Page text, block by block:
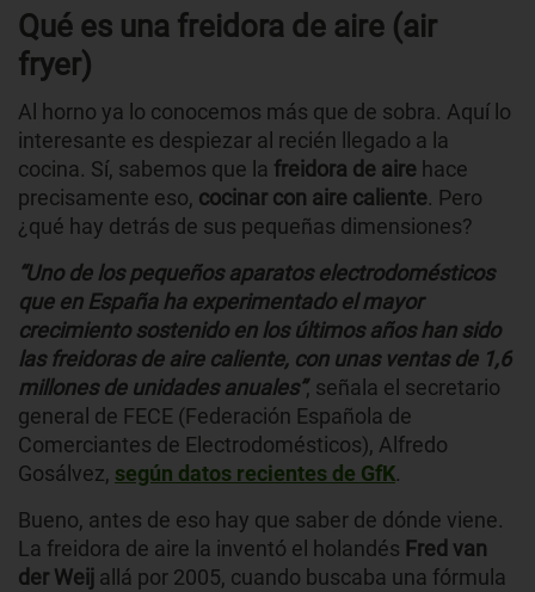
Qué es una freidora de aire (air
fryer)
Al horno ya lo conocemos más que de sobra. Aquí lo
interesante es despiezar al recién llegado a la
cocina. Sí, sabemos que la freidora de aire hace
precisamente eso, cocinar con aire caliente. Pero
¿qué hay detrás de sus pequeñas dimensiones?
“Uno de los pequeños aparatos electrodomésticos
que en España ha experimentado el mayor
crecimiento sostenido en los últimos años han sido
las freidoras de aire caliente, con unas ventas de 1,6
millones de unidades anuales”, señala el secretario
general de FECE (Federación Española de
Comerciantes de Electrodomésticos), Alfredo
Gosálvez, según datos recientes de GfK.
Bueno, antes de eso hay que saber de dónde viene.
La freidora de aire la inventó el holandés Fred van
der Weij allá por 2005, cuando buscaba una fórmula